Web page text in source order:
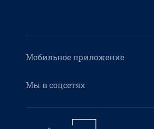
Мобильное приложение
Мы в соцсетях